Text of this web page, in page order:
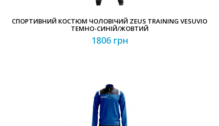
СПОРТИВНИЙ КОСТЮМ ЧОЛОВІЧИЙ ZEUS TRAINING VESUVIO
ТЕМНО-СИНІЙ/ЖОВТИЙ
1806 грн